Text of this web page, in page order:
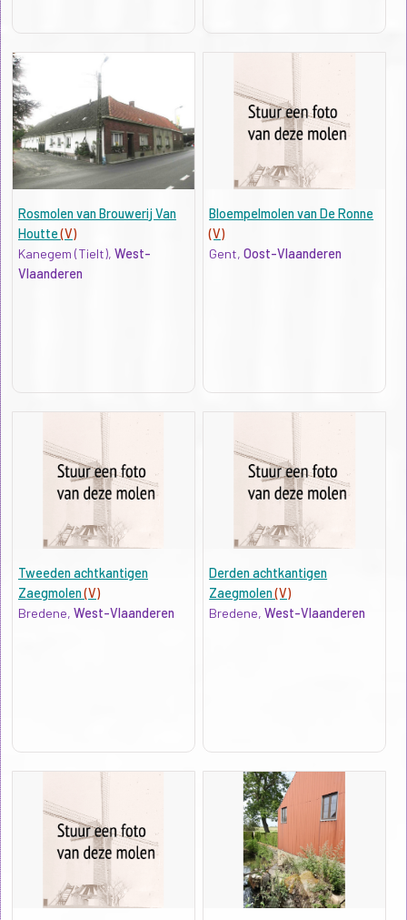
Rosmolen van Brouwerij Van
Houtte(V)
Kanegem (Tielt), West-
Vlaanderen
Bloempelmolen van De Ronne
(V)
Gent,Oost-Vlaanderen
Tweeden achtkantigen
Zaegmolen(V)
Bredene, West-Vlaanderen
Derden achtkantigen
Zaegmolen(V)
Bredene,West-Vlaanderen